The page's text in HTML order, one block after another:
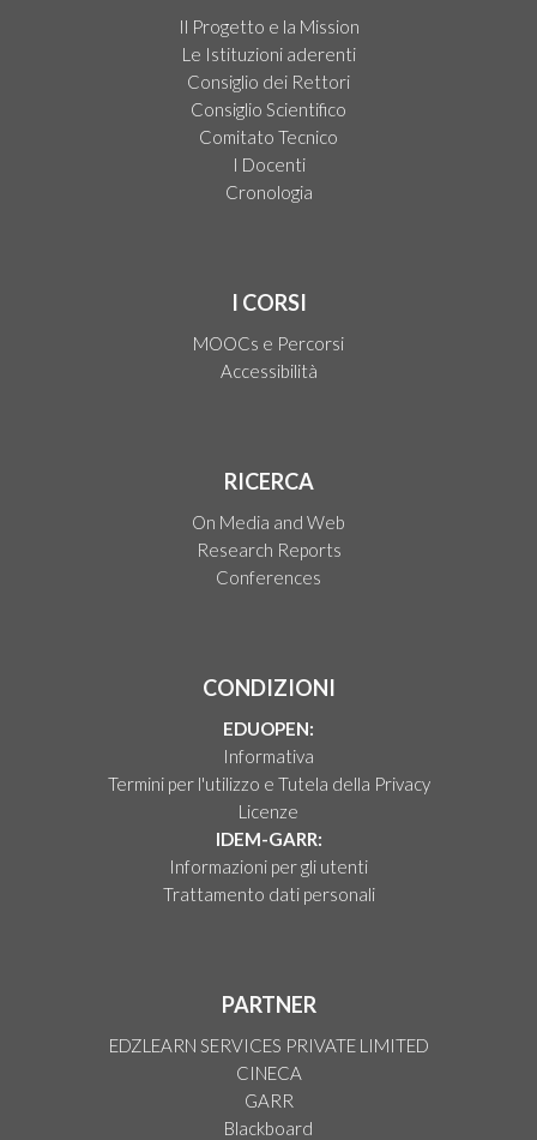
Il Progetto e la Mission
Le Istituzioni aderenti
Consiglio dei Rettori
Consiglio Scientifico
Comitato Tecnico
I Docenti
Cronologia
I CORSI
MOOCs e Percorsi
Accessibilità
RICERCA
On Media and Web
Research Reports
Conferences
CONDIZIONI
EDUOPEN:
Informativa
Termini per l'utilizzo e Tutela della Privacy
Licenze
IDEM-GARR:
Informazioni per gli utenti
Trattamento dati personali
PARTNER
EDZLEARN SERVICES PRIVATE LIMITED
CINECA
GARR
Blackboard